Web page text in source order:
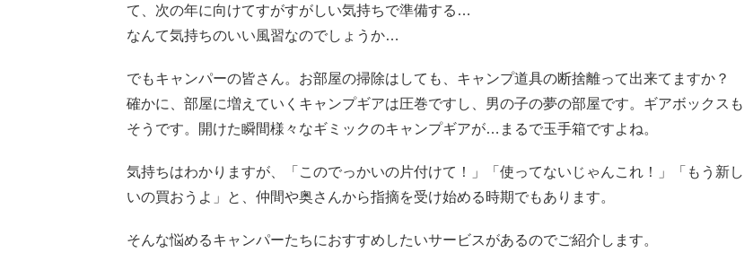
て、次の年に向けてすがすがしい気持ちで準備する…
なんて気持ちのいい風習なのでしょうか…
でもキャンパーの皆さん。お部屋の掃除はしても、キャンプ道具の断捨離って出来てますか？
確かに、部屋に増えていくキャンプギアは圧巻ですし、男の子の夢の部屋です。ギアボックスも
そうです。開けた瞬間様々なギミックのキャンプギアが…まるで玉手箱ですよね。
気持ちはわかりますが、「このでっかいの片付けて！」「使ってないじゃんこれ！」「もう新し
いの買おうよ」と、仲間や奥さんから指摘を受け始める時期でもあります。
そんな悩めるキャンパーたちにおすすめしたいサービスがあるのでご紹介します。